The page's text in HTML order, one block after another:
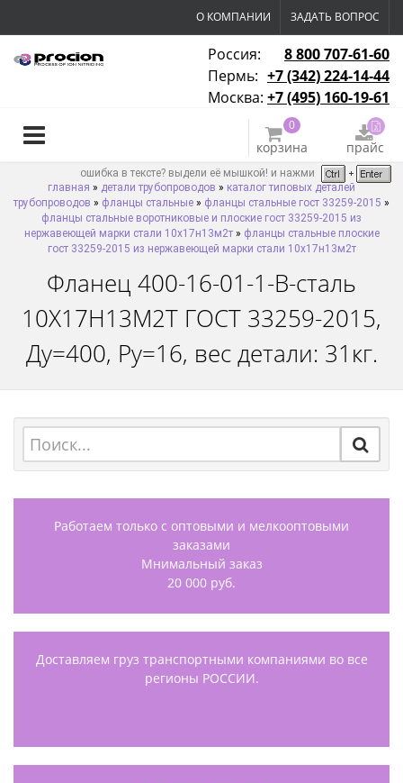
О КОМПАНИИ ЗАДАТЬ ВОПРОС
Россия:
8 800 707-61-60
Пермь: +7 (342) 224-14-44
Москва: +7 (495) 160-19-61
0
корзина прайс
ошибка в тексте? выдели её мышкой! и нажми
главная » детали трубопроводов » каталог типовых деталей
трубопроводов » фланцы стальные » фланцы стальные гост 33259-2015 »
фланцы стальные воротниковые и плоские гост 33259-2015 из
нержавеющей марки стали 10х17н13м2т» фланцы стальные плоские
гост 33259-2015 из нержавеющей марки стали 10х17н13м2т
Фланец 400-16-01-1-B-сталь
10Х17Н13М2Т ГОСТ 33259-2015,
Ду=400, Ру=16, вес детали: 31кг.
Работаем только с оптовыми и мелкооптовыми
заказами
Мнимальный заказ
20 000 руб.
Доставляем груз транспортными компаниями во все
регионы РОССИИ.